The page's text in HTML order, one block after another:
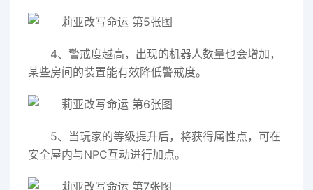
4、警戒度越高，出现的机器人数量也会增加，
某些房间的装置能有效降低警戒度。
5、当玩家的等级提升后，将获得属性点，可在
安全屋内与NPC互动进行加点。